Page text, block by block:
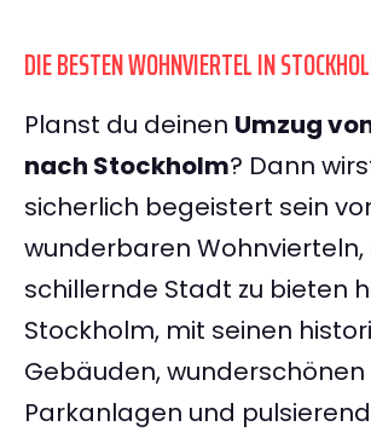
DIE BESTEN WOHNVIERTEL IN
Planst du deinen Umzug
nach Stockholm? Dann
sicherlich begeistert sein
wunderbaren Wohnvierteln,
schillernde Stadt zu bieten
Stockholm, mit seinen
Gebäuden, wunderschönen
Parkanlagen und